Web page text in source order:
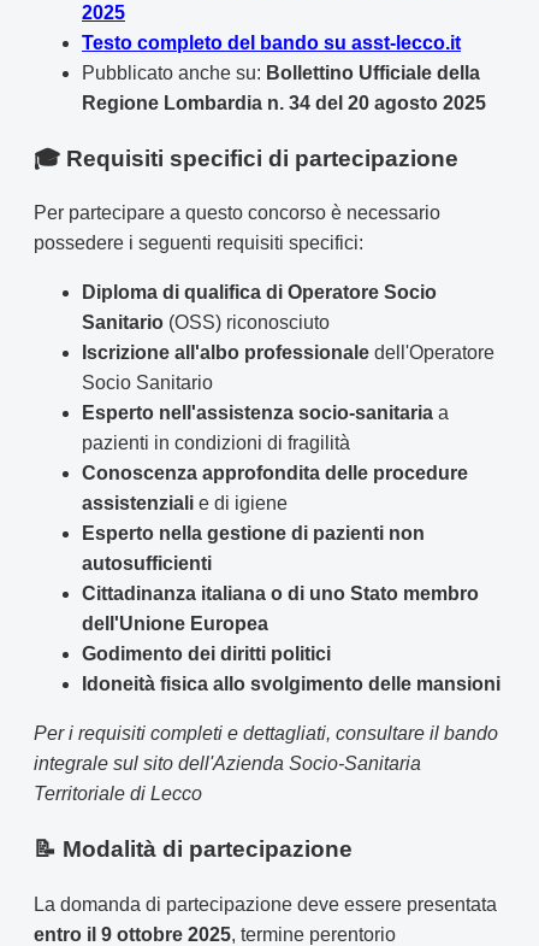
2025
Testo completo del bando su asst-lecco.it
Pubblicato anche su: Bollettino Ufficiale della
Regione Lombardia n. 34 del 20 agosto 2025
🎓 Requisiti specifici di partecipazione
Per partecipare a questo concorso è necessario
possedere i seguenti requisiti specifici:
Diploma di qualifica di Operatore Socio
Sanitario (OSS) riconosciuto
Iscrizione all'albo professionale dell'Operatore
Socio Sanitario
Esperto nell'assistenza socio-sanitaria a
pazienti in condizioni di fragilità
Conoscenza approfondita delle procedure
assistenziali e di igiene
Esperto nella gestione di pazienti non
autosufficienti
Cittadinanza italiana o di uno Stato membro
dell'Unione Europea
Godimento dei diritti politici
Idoneità fisica allo svolgimento delle mansioni
Per i requisiti completi e dettagliati, consultare il bando
integrale sul sito dell'Azienda Socio-Sanitaria
Territoriale di Lecco
📝 Modalità di partecipazione
La domanda di partecipazione deve essere presentata
entro il 9 ottobre 2025, termine perentorio